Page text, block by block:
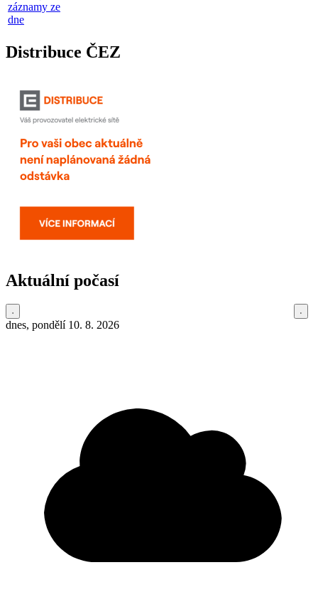
záznamy ze
dne
Distribuce ČEZ
Aktuální počasí
dnes, pondělí 10. 8. 2026